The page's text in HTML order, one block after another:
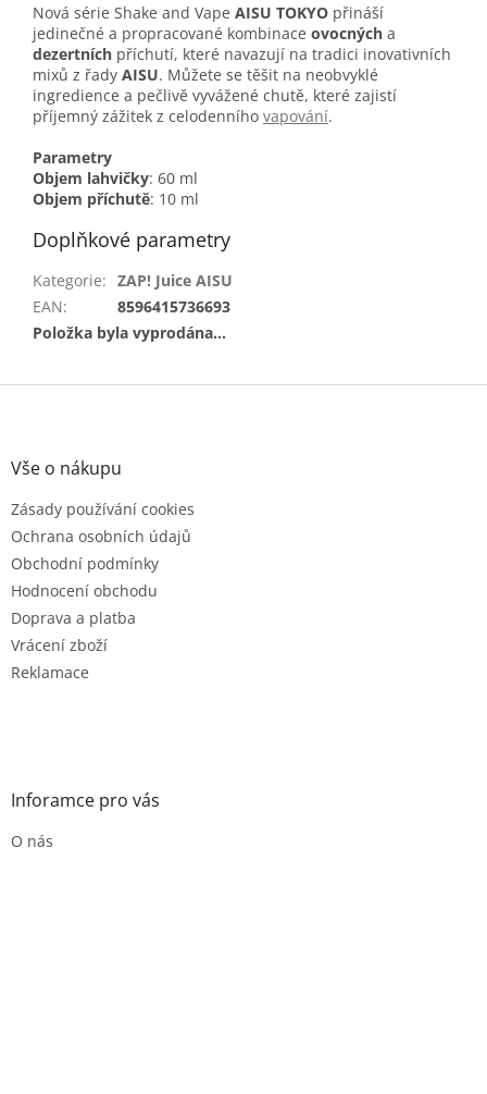
Nová série Shake and Vape AISU TOKYO přináší
jedinečné a propracované kombinace ovocných a
dezertních příchutí, které navazují na tradici inovativních
mixů z řady AISU. Můžete se těšit na neobvyklé
ingredience a pečlivě vyvážené chutě, které zajistí
příjemný zážitek z celodenního vapování.
Parametry
Objem lahvičky: 60 ml
Objem příchutě: 10 ml
Doplňkové parametry
Kategorie: ZAP! Juice AISU
EAN:
8596415736693
Položka byla vyprodána…
Z
Vše o nákupu
Zásady používání cookies
Ochrana osobních údajů
Obchodní podmínky
Hodnocení obchodu
Doprava a platba
Vrácení zboží
Reklamace
Inforamce pro vás
O nás